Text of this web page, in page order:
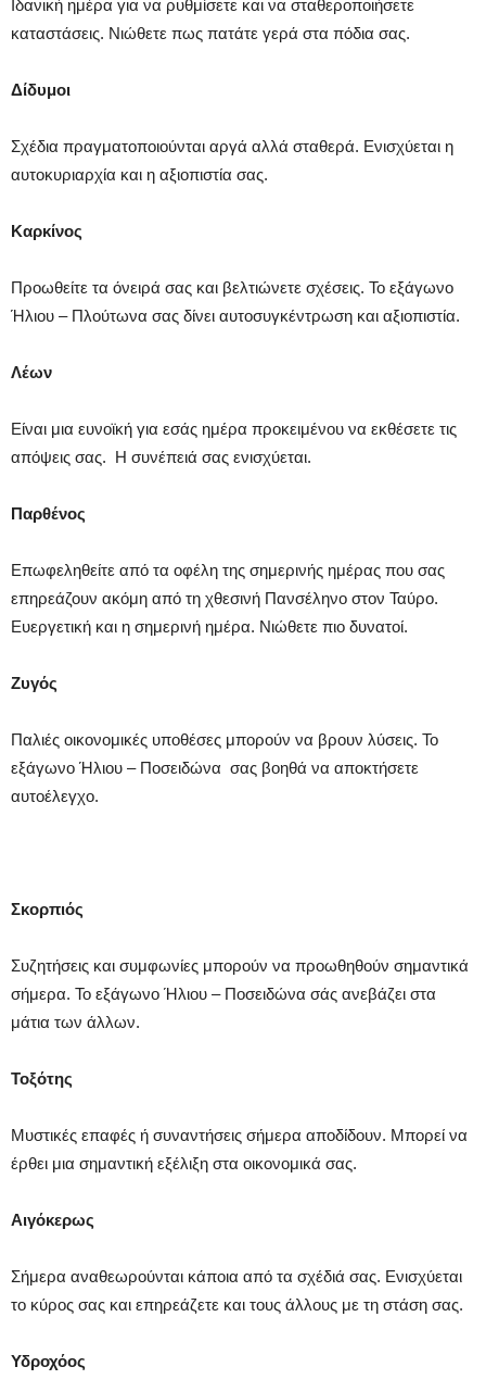
Ιδανική ημέρα για να ρυθμίσετε και να σταθεροποιήσετε
καταστάσεις. Νιώθετε πως πατάτε γερά στα πόδια σας.
Δίδυμοι
Σχέδια πραγματοποιούνται αργά αλλά σταθερά. Ενισχύεται η
αυτοκυριαρχία και η αξιοπιστία σας.
Καρκίνος
Προωθείτε τα όνειρά σας και βελτιώνετε σχέσεις. Το εξάγωνο
Ήλιου – Πλούτωνα σας δίνει αυτοσυγκέντρωση και αξιοπιστία.
Λέων
Είναι μια ευνοϊκή για εσάς ημέρα προκειμένου να εκθέσετε τις
απόψεις σας. Η συνέπειά σας ενισχύεται.
Παρθένος
Επωφεληθείτε από τα οφέλη της σημερινής ημέρας που σας
επηρεάζουν ακόμη από τη χθεσινή Πανσέληνο στον Ταύρο.
Ευεργετική και η σημερινή ημέρα. Νιώθετε πιο δυνατοί.
Ζυγός
Παλιές οικονομικές υποθέσες μπορούν να βρουν λύσεις. Το
εξάγωνο Ήλιου – Ποσειδώνα σας βοηθά να αποκτήσετε
αυτοέλεγχο.
Σκορπιός
Συζητήσεις και συμφωνίες μπορούν να προωθηθούν σημαντικά
σήμερα. Το εξάγωνο Ήλιου – Ποσειδώνα σάς ανεβάζει στα
μάτια των άλλων.
Τοξότης
Μυστικές επαφές ή συναντήσεις σήμερα αποδίδουν. Μπορεί να
έρθει μια σημαντική εξέλιξη στα οικονομικά σας.
Αιγόκερως
Σήμερα αναθεωρούνται κάποια από τα σχέδιά σας. Ενισχύεται
το κύρος σας και επηρεάζετε και τους άλλους με τη στάση σας.
Υδροχόος